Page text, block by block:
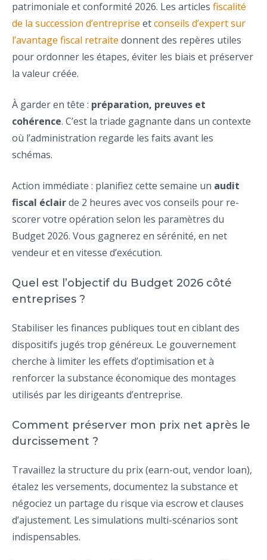
patrimoniale et conformité 2026. Les articles fiscalité
de la succession d’entreprise etconseils d’expert sur
l’avantage fiscal retraite donnent des repères utiles
pour ordonner les étapes, éviter les biais et préserver
la valeur créée.
À garder en tête : préparation, preuves et
cohérence. C’est la triade gagnante dans un contexte
où l’administration regarde les faits avant les
schémas.
Action immédiate : planifiez cette semaine un audit
fiscal éclairde 2 heures avec vos conseils pour re-
scorer votre opération selon les paramètres du
Budget 2026. Vous gagnerez en sérénité, en net
vendeur et en vitesse d’exécution.
Quel est l’objectif du Budget 2026 côté
entreprises ?
Stabiliser les finances publiques tout en ciblant des
dispositifs jugés trop généreux. Le gouvernement
cherche à limiter les effets d’optimisation et à
renforcer la substance économique des montages
utilisés par les dirigeants d’entreprise.
Comment préserver mon prix net après le
durcissement ?
Travaillez la structure du prix (earn-out, vendor loan),
étalez les versements, documentez la substance et
négociez un partage du risque via escrow et clauses
d’ajustement. Les simulations multi-scénarios sont
indispensables.